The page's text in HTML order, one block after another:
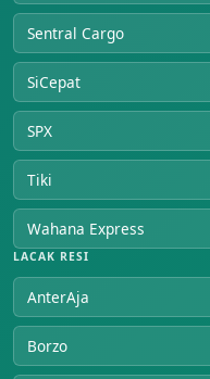
Sentral Cargo
SiCepat
SPX
Tiki
Wahana Express
LACAK RESI
AnterAja
Borzo